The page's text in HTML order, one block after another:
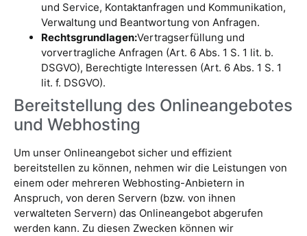
und Service, Kontaktanfragen und Kommunikation,
Verwaltung und Beantwortung von Anfragen.
Rechtsgrundlagen:Vertragserfüllung und
vorvertragliche Anfragen (Art. 6 Abs. 1 S. 1 lit. b.
DSGVO), Berechtigte Interessen (Art. 6 Abs. 1 S. 1
lit. f. DSGVO).
Bereitstellung des Onlineangebotes
und Webhosting
Um unser Onlineangebot sicher und effizient
bereitstellen zu können, nehmen wir die Leistungen von
einem oder mehreren Webhosting-Anbietern in
Anspruch, von deren Servern (bzw. von ihnen
verwalteten Servern) das Onlineangebot abgerufen
werden kann. Zu diesen Zwecken können wir